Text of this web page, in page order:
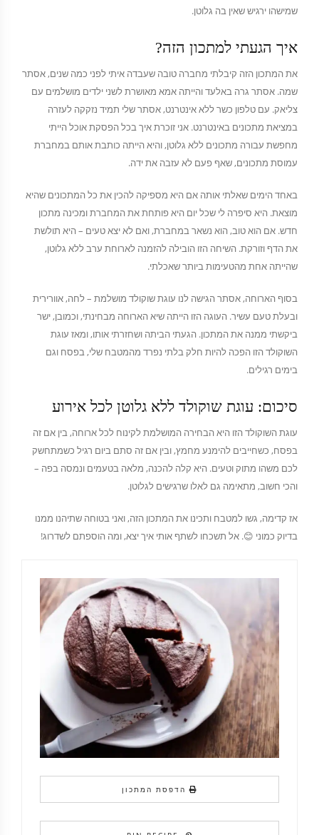
שמישהו ירגיש שאין בה גלוטן.
איך הגעתי למתכון הזה?
את המתכון הזה קיבלתי מחברה טובה שעבדה איתי לפני כמה שנים, אסתר
שמה. אסתר גרה באלעד והייתה אמא מאושרת לשני ילדים מושלמים עם
צליאק. עם טלפון כשר ללא אינטרנט, אסתר שלי תמיד נזקקה לעזרה
במציאת מתכונים באינטרנט. אני זוכרת איך בכל הפסקת אוכל הייתי
מחפשת עבורה מתכונים ללא גלוטן, והיא הייתה כותבת אותם במחברת
עמוסת מתכונים, שאף פעם לא עזבה את ידה.
באחד הימים שאלתי אותה אם היא מספיקה להכין את כל המתכונים שהיא
מוצאת. היא סיפרה לי שכל יום היא פותחת את המחברת ומכינה מתכון
חדש. אם הוא טוב, הוא נשאר במחברת, ואם לא יצא טעים – היא תולשת
את הדף וזורקת. השיחה הזו הובילה להזמנה לארוחת ערב ללא גלוטן,
שהייתה אחת מהטעימות ביותר שאכלתי.
בסוף הארוחה, אסתר הגישה לנו עוגת שוקולד מושלמת – לחה, אוורירית
ובעלת טעם עשיר. העוגה הזו הייתה שיא הארוחה מבחינתי, וכמובן, ישר
ביקשתי ממנה את המתכון. הגעתי הביתה ושחזרתי אותו, ומאז עוגת
השוקולד הזו הפכה להיות חלק בלתי נפרד מהמטבח שלי, בפסח וגם
בימים רגילים.
סיכום: עוגת שוקולד ללא גלוטן לכל אירוע
עוגת השוקולד הזו היא הבחירה המושלמת לקינוח לכל ארוחה, בין אם זה
בפסח, כשחייבים להימנע מחמץ, ובין אם זה סתם ביום רגיל כשמתחשק
לכם משהו מתוק וטעים. היא קלה להכנה, מלאה בטעמים ונמסה בפה –
והכי חשוב, מתאימה גם לאלו שרגישים לגלוטן.
אז קדימה, גשו למטבח ותכינו את המתכון הזה, ואני בטוחה שתיהנו ממנו
בדיוק כמוני 😊. אל תשכחו לשתף אותי איך יצא, ומה הוספתם לשדרוג!
הדפסת המתכון